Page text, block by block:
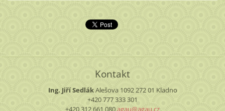
Kontakt
Ing. Jiří SedlákAlešova 1092272 01 Kladno
+420 777 333 301
+420 312 661 080agau@agau.cz